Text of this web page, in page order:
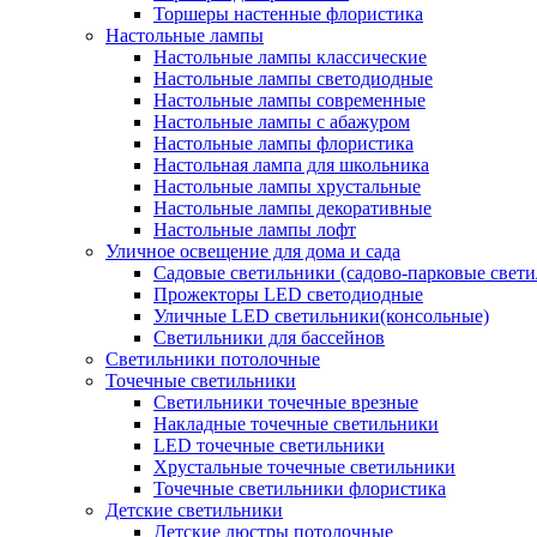
Торшеры настенные флористика
Настольные лампы
Настольные лампы классические
Настольные лампы светодиодные
Настольные лампы современные
Настольные лампы с абажуром
Настольные лампы флористика
Настольная лампа для школьника
Настольные лампы хрустальные
Настольные лампы декоративные
Настольные лампы лофт
Уличное освещение для дома и сада
Садовые светильники (садово-парковые
Прожекторы LED светодиодные
Уличные LED светильники(консольные)
Светильники для бассейнов
Светильники потолочные
Точечные светильники
Светильники точечные врезные
Накладные точечные светильники
LED точечные светильники
Хрустальные точечные светильники
Точечные светильники флористика
Детские светильники
Детские люстры потолочные